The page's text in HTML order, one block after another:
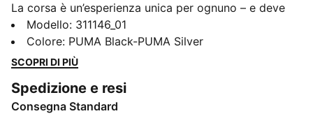
La corsa è un’esperienza unica per ognuno – e deve
esserlo davvero. Che tu stia inseguendo un record
personale o solo quella sensazione, Velocity 4 è fatta
per muoversi con te. Per ogni runner, in ogni
supera le aspettative. Questa versione è dotata di
membrana GTX Invisible FIT, impermeabile, antivento e
Modello: 311146_01
Colore: PUMA Black-PUMA Silver
SCOPRI DI PIÙ
Spedizione e resi
Consegna Standard